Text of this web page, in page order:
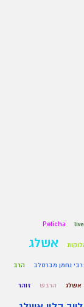
live
Peticha
אשלג
רבי נחמן מברסלב הרב
אשלג הרבש זוהר